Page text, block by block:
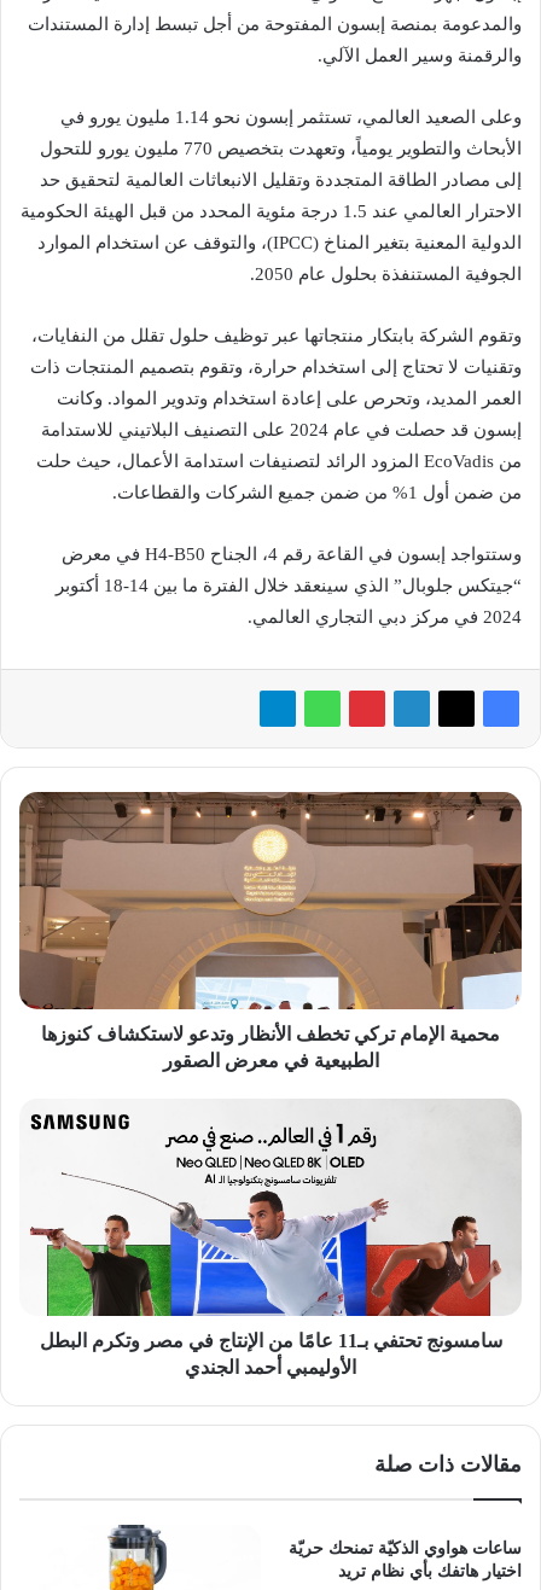
والمدعومة بمنصة إبسون المفتوحة من أجل تبسط إدارة المستندات
والرقمنة وسير العمل الآلي.
وعلى الصعيد العالمي، تستثمر إبسون نحو 1.14 مليون يورو في
الأبحاث والتطوير يومياً، وتعهدت بتخصيص 770 مليون يورو للتحول
إلى مصادر الطاقة المتجددة وتقليل الانبعاثات العالمية لتحقيق حد
الاحترار العالمي عند 1.5 درجة مئوية المحدد من قبل الهيئة الحكومية
الدولية المعنية بتغير المناخ (IPCC)، والتوقف عن استخدام الموارد
الجوفية المستنفذة بحلول عام 2050.
وتقوم الشركة بابتكار منتجاتها عبر توظيف حلول تقلل من النفايات،
وتقنيات لا تحتاج إلى استخدام حرارة، وتقوم بتصميم المنتجات ذات
العمر المديد، وتحرص على إعادة استخدام وتدوير المواد. وكانت
إبسون قد حصلت في عام 2024 على التصنيف البلاتيني للاستدامة
من EcoVadis المزود الرائد لتصنيفات استدامة الأعمال، حيث حلت
من ضمن أول 1% من ضمن جميع الشركات والقطاعات.
وستتواجد إبسون في القاعة رقم 4، الجناح H4-B50 في معرض
“جيتكس جلوبال” الذي سينعقد خلال الفترة ما بين 14-18 أكتوبر
2024 في مركز دبي التجاري العالمي.
محمية
تخطف
الأنظار
وتدعو
لاستكشاف
كنوزها
الطبيعية
محمية الإمام تركي تخطف الأنظار وتدعو لاستكشاف كنوزها
الطبيعية في معرض الصقور
سامسونج
وتكرم
البطل
سامسونج تحتفي بـ11 عامًا من الإنتاج في مصر وتكرم البطل
الأوليمبي أحمد الجندي
مقالات ذات صلة
ساعات هواوي الذكيّة تمنحك حريّة
اختيار هاتفك بأي نظام تريد